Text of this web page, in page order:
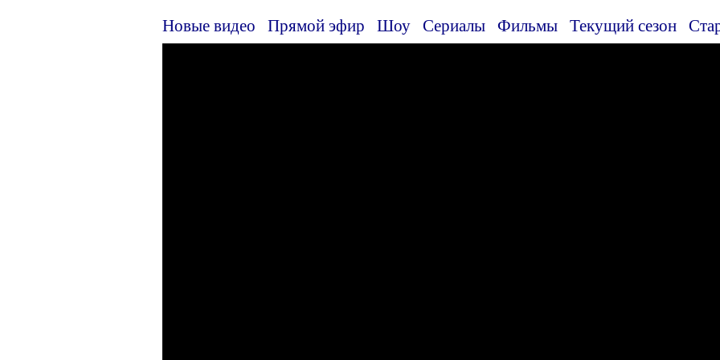
Новые видео Прямой эфир Шоу Сериалы Фильмы Текущий сезон